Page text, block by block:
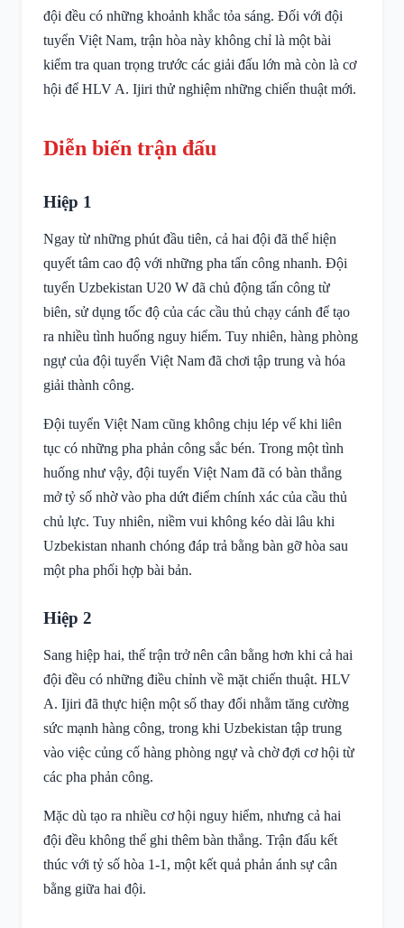
đội đều có những khoảnh khắc tỏa sáng. Đối với đội
tuyển Việt Nam, trận hòa này không chỉ là một bài
kiểm tra quan trọng trước các giải đấu lớn mà còn là cơ
hội để HLV A. Ijiri thử nghiệm những chiến thuật mới.
Diễn biến trận đấu
Hiệp 1
Ngay từ những phút đầu tiên, cả hai đội đã thể hiện
quyết tâm cao độ với những pha tấn công nhanh. Đội
tuyển Uzbekistan U20 W đã chủ động tấn công từ
biên, sử dụng tốc độ của các cầu thủ chạy cánh để tạo
ra nhiều tình huống nguy hiểm. Tuy nhiên, hàng phòng
ngự của đội tuyển Việt Nam đã chơi tập trung và hóa
giải thành công.
Đội tuyển Việt Nam cũng không chịu lép vế khi liên
tục có những pha phản công sắc bén. Trong một tình
huống như vậy, đội tuyển Việt Nam đã có bàn thắng
mở tỷ số nhờ vào pha dứt điểm chính xác của cầu thủ
chủ lực. Tuy nhiên, niềm vui không kéo dài lâu khi
Uzbekistan nhanh chóng đáp trả bằng bàn gỡ hòa sau
một pha phối hợp bài bản.
Hiệp 2
Sang hiệp hai, thế trận trở nên cân bằng hơn khi cả hai
đội đều có những điều chỉnh về mặt chiến thuật. HLV
A. Ijiri đã thực hiện một số thay đổi nhằm tăng cường
sức mạnh hàng công, trong khi Uzbekistan tập trung
vào việc củng cố hàng phòng ngự và chờ đợi cơ hội từ
các pha phản công.
Mặc dù tạo ra nhiều cơ hội nguy hiểm, nhưng cả hai
đội đều không thể ghi thêm bàn thắng. Trận đấu kết
thúc với tỷ số hòa 1-1, một kết quả phản ánh sự cân
bằng giữa hai đội.